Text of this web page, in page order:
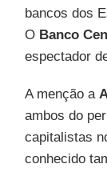
bancos dos
O Banco
espectador
A menção a
ambos do
capitalistas
conhecido